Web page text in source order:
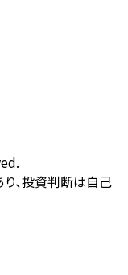
、投資判断は自己